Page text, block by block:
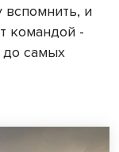
и
командой -
до самых